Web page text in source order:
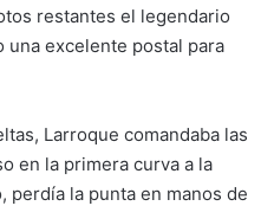
restantes el legendario
una excelente postal para
Larroque comandaba las
en la primera curva a la
perdía la punta en manos de